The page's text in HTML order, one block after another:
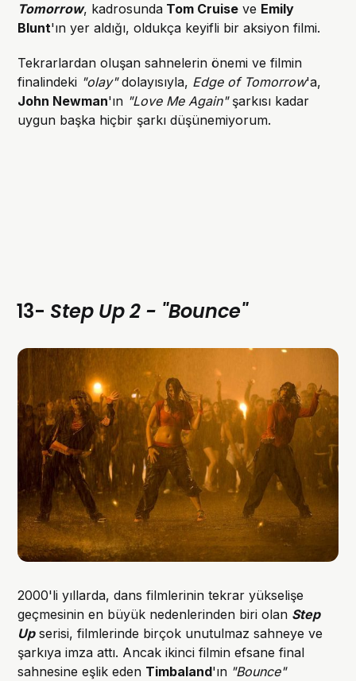
Tomorrow, kadrosunda Tom Cruise ve Emily
Blunt'ın yer aldığı, oldukça keyifli bir aksiyon filmi.
Tekrarlardan oluşan sahnelerin önemi ve filmin
finalindeki "olay"dolayısıyla, Edge of Tomorrow'a,
John Newman'ın "Love Me Again" şarkısı kadar
uygun başka hiçbir şarkı düşünemiyorum.
13- Step Up 2 - "Bounce"
2000'li yıllarda, dans filmlerinin tekrar yükselişe
geçmesinin en büyük nedenlerinden biri olan Step
Upserisi, filmlerinde birçok unutulmaz sahneye ve
şarkıya imza attı. Ancak ikinci filmin efsane final
sahnesine eşlik eden Timbaland'ın "Bounce"